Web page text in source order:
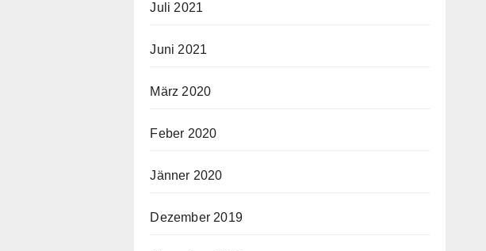
Juli 2021
Juni 2021
März 2020
Feber 2020
Jänner 2020
Dezember 2019